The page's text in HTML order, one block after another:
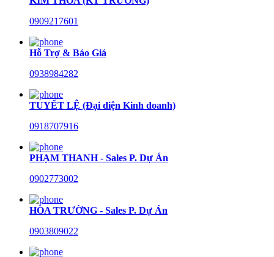
0909217601
Hỗ Trợ & Báo Giá
0938984282
TUYẾT LỆ (Đại diện Kinh doanh)
0918707916
PHẠM THANH - Sales P. Dự Án
0902773002
HÒA TRƯỜNG - Sales P. Dự Án
0903809022